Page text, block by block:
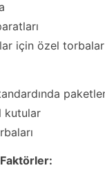
için özel torbalar
kutular